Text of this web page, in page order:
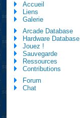
Accueil
Liens
Galerie
Arcade Database
Hardware Database
Jouez !
Sauvegarde
Ressources
Contributions
Forum
Chat